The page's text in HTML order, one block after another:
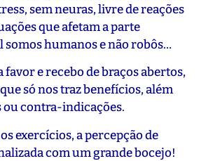
sem neuras, livre de reações
que afetam a parte
humanos e não robôs…
favor e recebo de braços abertos,
só nos traz benefícios, além
ou contra-indicações.
exercícios, a percepção de
com um grande bocejo!